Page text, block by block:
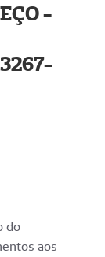
-
do
aos